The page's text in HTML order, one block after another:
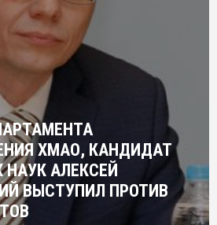
ХМАО, КАНДИДАТ
АЛЕКСЕЙ
ВЫСТУПИЛ ПРОТИВ